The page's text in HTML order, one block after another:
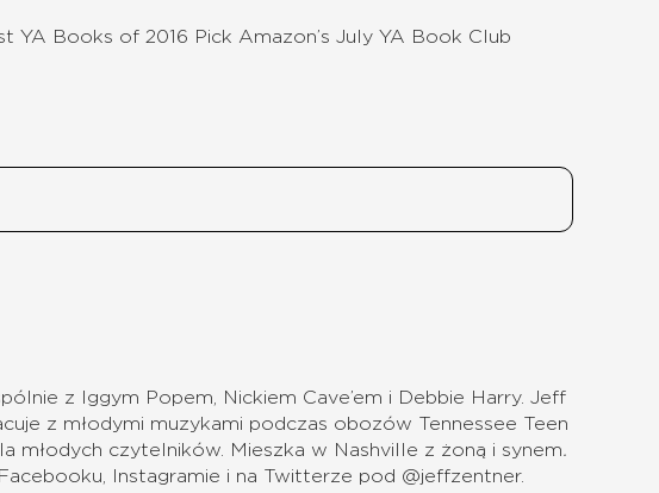
Books of 2016 Pick Amazon’s July YA Book Club
z Iggym Popem, Nickiem Cave’em i Debbie Harry. Jeff
z młodymi muzykami podczas obozów Tennessee Teen
młodych czytelników. Mieszka w Nashville z żoną i synem.
Instagramie i na Twitterze pod @jeffzentner.